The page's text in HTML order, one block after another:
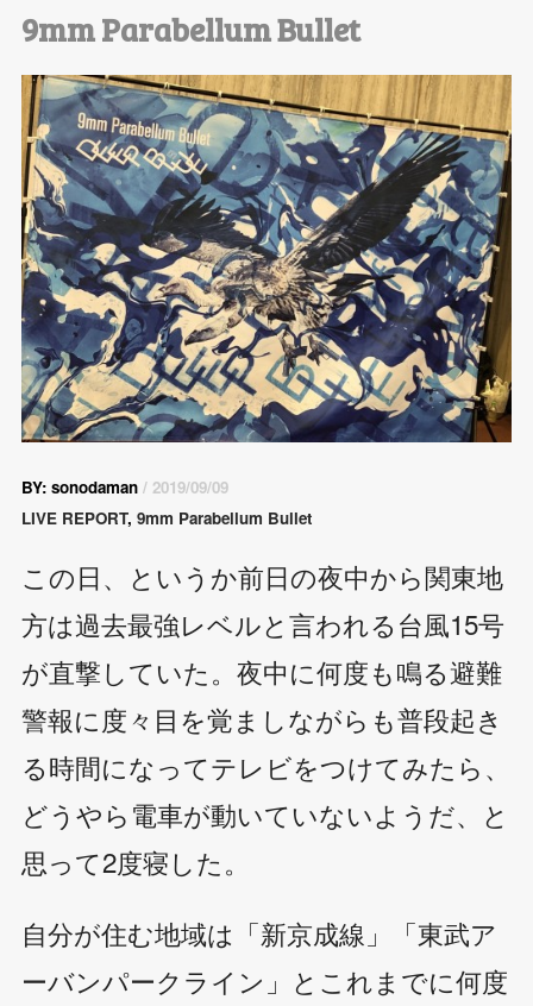
9mm Parabellum Bullet
BY: sonodaman/ 2019/09/09
LIVE REPORT, 9mm Parabellum Bullet
この日、というか前日の夜中から関東地
方は過去最強レベルと言われる台風15号
が直撃していた。夜中に何度も鳴る避難
警報に度々目を覚ましながらも普段起き
る時間になってテレビをつけてみたら、
どうやら電車が動いていないようだ、と
思って2度寝した。
自分が住む地域は「新京成線」「東武ア
ーバンパークライン」とこれまでに何度